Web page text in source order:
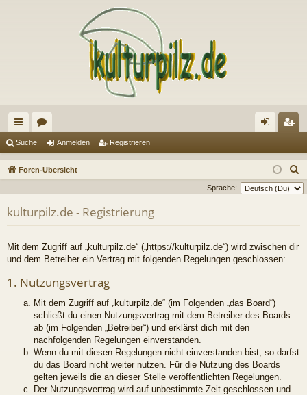
ch
ne
riff
en m
el
n
ist
rie
n
Suche Anmelden Registrieren
Foren-Übersicht
u
Sprache:
kulturpilz.de - Registrierung
Mit dem Zugriff auf „kulturpilz.de“ („https://kulturpilz.de“) wird zwischen dir
und dem Betreiber ein Vertrag mit folgenden Regelungen geschlossen:
1. Nutzungsvertrag
Mit dem Zugriff auf „kulturpilz.de“ (im Folgenden „das Board“)
schließt du einen Nutzungsvertrag mit dem Betreiber des Boards
ab (im Folgenden „Betreiber“) und erklärst dich mit den
nachfolgenden Regelungen einverstanden.
Wenn du mit diesen Regelungen nicht einverstanden bist, so darfst
du das Board nicht weiter nutzen. Für die Nutzung des Boards
gelten jeweils die an dieser Stelle veröffentlichten Regelungen.
Der Nutzungsvertrag wird auf unbestimmte Zeit geschlossen und